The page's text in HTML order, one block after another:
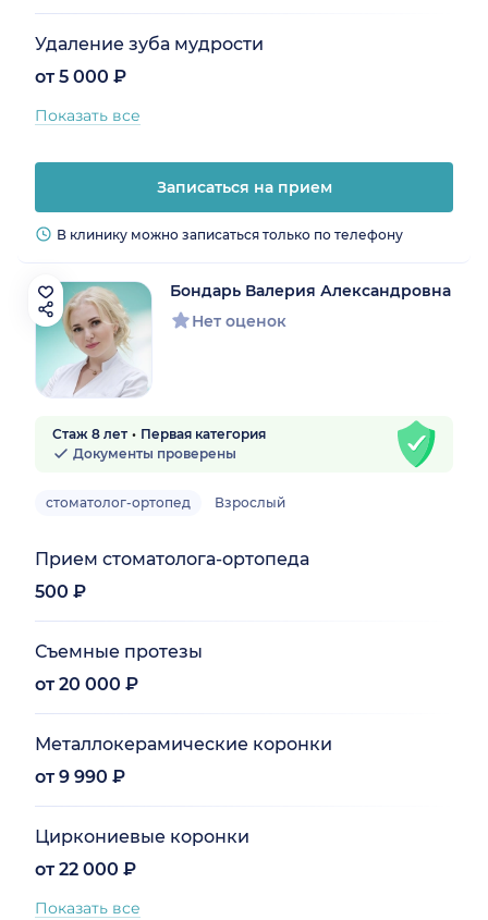
Удаление зуба мудрости
от 5 000 ₽
Показать все
Записаться на прием
В клинику можно записаться только по телефону
Бондарь Валерия Александровна
Нет оценок
Стаж 8 лет
Первая категория
Документы проверены
стоматолог-ортопед Взрослый
Прием стоматолога-ортопеда
500 ₽
Съемные протезы
от 20 000 ₽
Металлокерамические коронки
от 9 990 ₽
Циркониевые коронки
от 22 000 ₽
Показать все